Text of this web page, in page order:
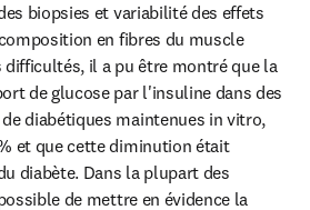
biopsies et variabilité des effets
en fibres du muscle
difficultés, il a pu être montré que la
de glucose par l'insuline dans des
diabétiques maintenues in vitro,
et que cette diminution était
diabète. Dans la plupart des
de mettre en évidence la